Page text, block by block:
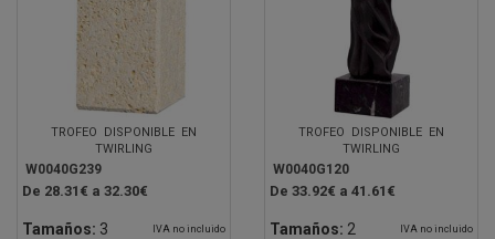
TROFEO DISPONIBLE EN
TWIRLING
W0040G239
De 28.31€ a 32.30€
Tamaños: 3 IVA no incluido
TROFEO DISPONIBLE EN
TWIRLING
W0040G120
De 33.92€ a 41.61€
Tamaños: 2 IVA no incluido